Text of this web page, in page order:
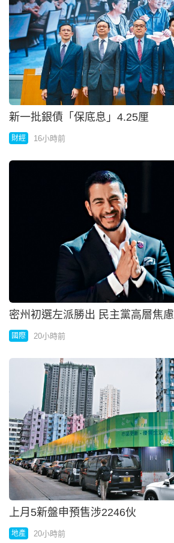
新一批銀債「保底息」4.25厘
財經 16小時前
密州初選左派勝出 民主黨高層焦慮
國際 20小時前
上月5新盤申預售涉2246伙
地產 20小時前